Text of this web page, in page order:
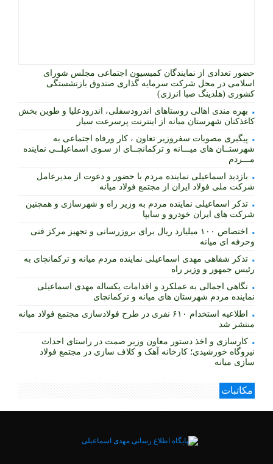
حضور تعدادی از نمایندگان کمیسیون اجتماعی مجلس شورای
اسلامی در محل شرکت سرمایه گذاری صندوق بازنشستگی
کشوری (هلدینگ صبا انرژی)
بهره مندی اهالی روستاهای اندرودسفلی، اندرودعلیا و طوین بخش
کاغذکنان شهرستان میانه از اینترنت پرسرعت سیار
پیگیری مصوبات سفروزیر تعاون ، کار ورفاه اجتماعی به
شهرستــان های میـــانه و ترکمانچــای از سـوی اسماعیلــی نماینده
مـــردم
بازدید اسماعیلی نماینده مردم با حضور و دعوت از مدیرعامل
شرکت ملی فولاد ایران از مجتمع فولاد میانه
تذکر اسماعیلی نماینده مردم به وزیر راه و شهرسازی و همچنین
شرکت های ایران خودرو و سایپا
اختصاص ۱۰۰ میلیارد ریال برای بروزرسانی و تجهیز مرکز فنی
وحرفه ای میانه
تذکر شفاهی مهدی اسماعیلی نماینده مردم میانه و ترکمانچای به
رئیس جمهور و وزیر راه
نگاهی اجمالی به عملکرد و اقدامات یکساله مهدی اسماعیلی
نماینده مردم شهرستان های میانه و ترکمانچای
اطلاعیه استخدام ۶۱۰ نفری در طرح فولادسازی مجتمع فولاد میانه
منتشر شد
کارسازی و اخذ دستور معاون وزیر صمت در راستای احداث
نیروگاه خورشیدی؛ کارخانه آهک و کلاف سازی در مجتمع فولاد
سازی میانه
مکاتبات